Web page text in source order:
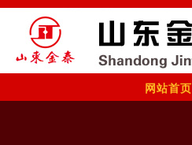
网站首页